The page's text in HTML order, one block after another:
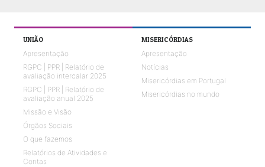
UNIÃO
Apresentação
RGPC | PPR | Relatório de
avaliação intercalar 2025
RGPC | PPR | Relatório de
avaliação anual 2025
Missão e Visão
Órgãos Sociais
O que fazemos
Relatórios de Atividades e
Contas
MISERICÓRDIAS
Apresentação
Notícias
Misericórdias em Portugal
Misericórdias no mundo